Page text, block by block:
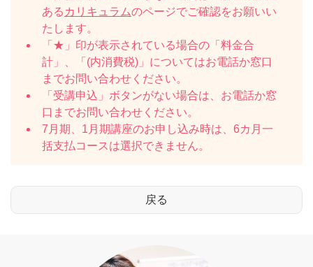
ある カリキュラムのページでご確認をお願いい
たします。
「★」印が表示されている場合の「料金合
計」、「(内消費税)」についてはお電話か窓口
までお問い合わせください。
「受講申込」ボタンがない場合は、お電話か窓
口までお問い合わせください。
7月期、1月期講座のお申し込み時は、6カ月一
括支払コースは選択できません。